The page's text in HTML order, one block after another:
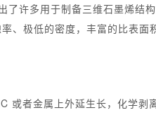
许多用于制备三维石墨烯结
、极低的密度，丰富的比表
者金属上外延生长，化学剥